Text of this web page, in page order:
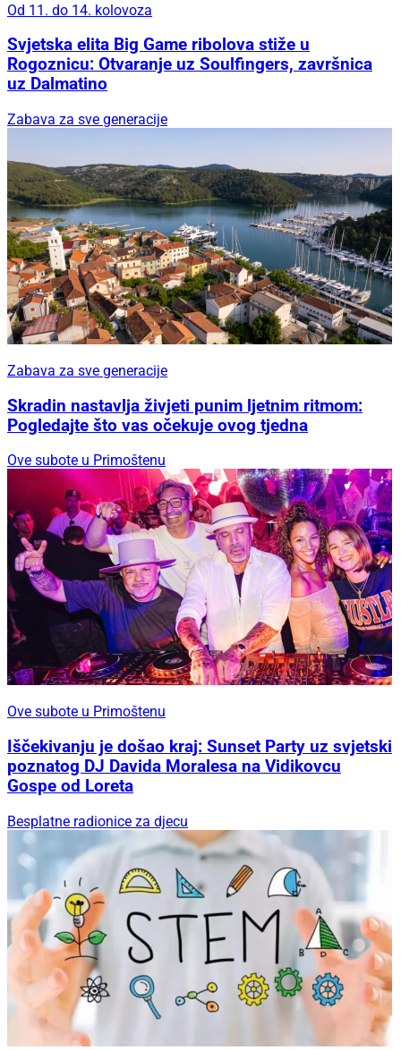
Od 11. do 14. kolovoza
Svjetska elita Big Game ribolova stiže u
Rogoznicu: Otvaranje uz Soulfingers, završnica
uz Dalmatino
Zabava za sve generacije
Zabava za sve generacije
Skradin nastavlja živjeti punim ljetnim ritmom:
Pogledajte što vas očekuje ovog tjedna
Ove subote u Primoštenu
Ove subote u Primoštenu
Iščekivanju je došao kraj: Sunset Party uz svjetski
poznatog DJ Davida Moralesa na Vidikovcu
Gospe od Loreta
Besplatne radionice za djecu